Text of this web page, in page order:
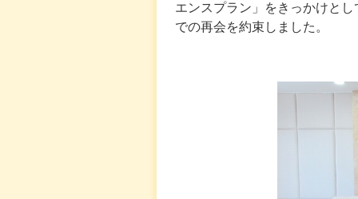
エンスプラン」をきっかけと
での再会を約束しました。